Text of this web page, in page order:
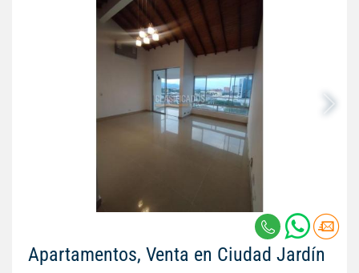
Apartamentos, Venta en Ciudad Jardín